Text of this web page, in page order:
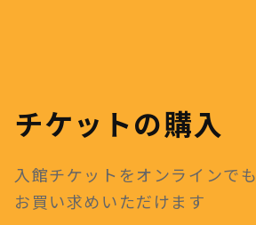
チケットの購入
入館チケットをオンラインでも
お買い求めいただけます